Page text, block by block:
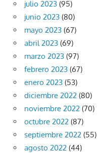
julio 2023 (95)
junio 2023 (80)
mayo 2023 (67)
abril 2023 (69)
marzo 2023 (97)
febrero 2023 (67)
enero 2023 (53)
diciembre 2022 (80)
noviembre 2022 (70)
octubre 2022 (87)
septiembre 2022 (55)
agosto 2022 (44)